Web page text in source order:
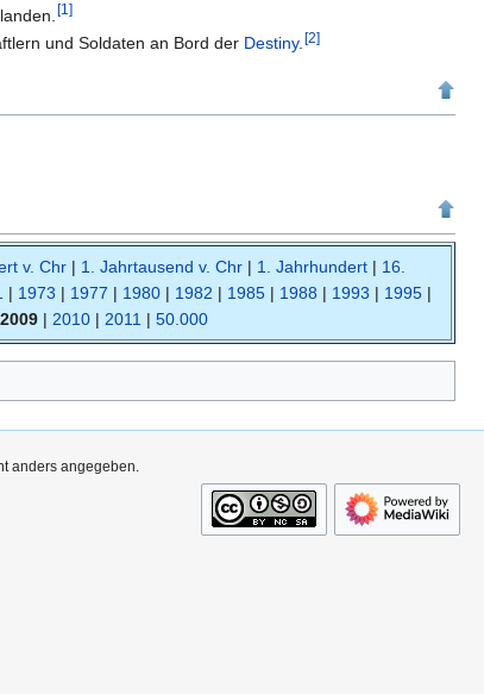
[1]
und Soldaten an Bord der Destiny.[2]
v. Chr | 1. Jahrtausend v. Chr | 1. Jahrhundert | 16.
| 1973 | 1977 | 1980| 1982 | 1985| 1988 | 1993 | 1995|
2009 | 2010 | 2011 | 50.000
anders angegeben.